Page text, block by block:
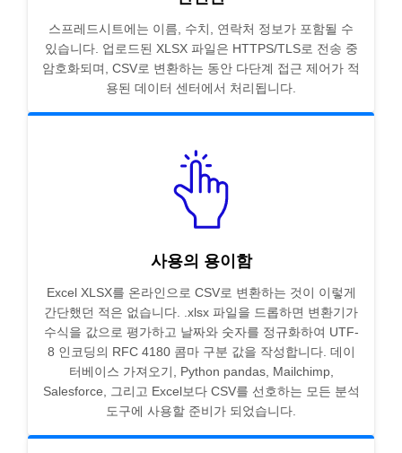
스프레드시트에는 이름, 수치, 연락처 정보가 포함될 수
있습니다. 업로드된 XLSX 파일은 HTTPS/TLS로 전송 중
암호화되며, CSV로 변환하는 동안 다단계 접근 제어가 적
용된 데이터 센터에서 처리됩니다.
사용의 용이함
Excel XLSX를 온라인으로 CSV로 변환하는 것이 이렇게
간단했던 적은 없습니다. .xlsx 파일을 드롭하면 변환기가
수식을 값으로 평가하고 날짜와 숫자를 정규화하여 UTF-
8 인코딩의 RFC 4180 콤마 구분 값을 작성합니다. 데이
터베이스 가져오기, Python pandas, Mailchimp,
Salesforce, 그리고 Excel보다 CSV를 선호하는 모든 분석
도구에 사용할 준비가 되었습니다.